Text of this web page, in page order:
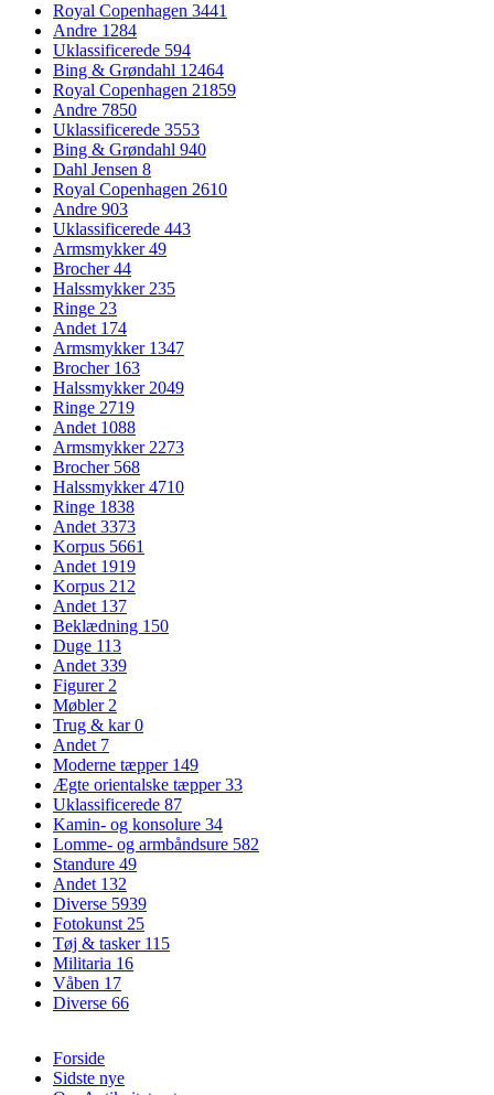
Royal Copenhagen 3441
Andre 1284
Uklassificerede 594
Bing & Grøndahl 12464
Royal Copenhagen 21859
Andre 7850
Uklassificerede 3553
Bing & Grøndahl 940
Dahl Jensen 8
Royal Copenhagen 2610
Andre 903
Uklassificerede 443
Armsmykker49
Brocher44
Halssmykker 235
Ringe 23
Andet 174
Armsmykker 1347
Brocher 163
Halssmykker 2049
Ringe 2719
Andet 1088
Armsmykker 2273
Brocher 568
Halssmykker4710
Ringe 1838
Andet 3373
Korpus 5661
Andet 1919
Korpus 212
Andet 137
Beklædning 150
Duge 113
Andet 339
Figurer 2
Møbler 2
Trug & kar0
Andet 7
Moderne tæpper 149
Ægte orientalske tæpper33
Uklassificerede 87
Kamin- og konsolure 34
Lomme- og armbåndsure 582
Standure 49
Andet 132
Diverse 5939
Fotokunst 25
Tøj & tasker 115
Militaria 16
Våben 17
Diverse 66
Forside
Sidste nye